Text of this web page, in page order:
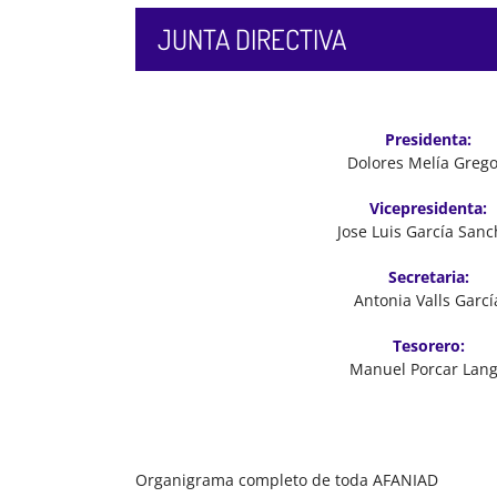
JUNTA DIRECTIVA
Presidenta:
Dolores Melía
Vicepresidenta:
Jose Luis García
Secretaria:
Antonia Valls
Tesorero:
Manuel Porcar
Organigrama completo de toda AFANIAD